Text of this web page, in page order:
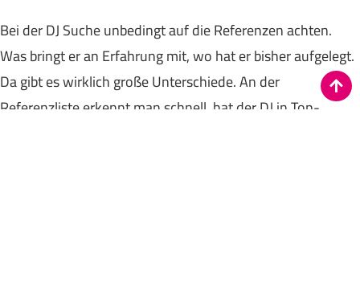
Bei der DJ Suche unbedingt auf die Referenzen achten.
Was bringt er an Erfahrung mit, wo hat er bisher aufgelegt.
Da gibt es wirklich große Unterschiede. An der
Referenzliste erkennt man schnell, hat der DJ in Top-